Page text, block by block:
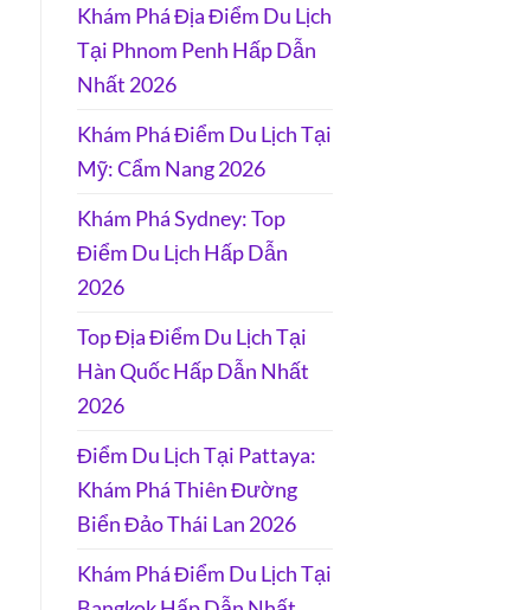
Khám Phá Địa Điểm Du Lịch
Tại Phnom Penh Hấp Dẫn
Nhất 2026
Khám Phá Điểm Du Lịch Tại
Mỹ: Cẩm Nang 2026
Khám Phá Sydney: Top
Điểm Du Lịch Hấp Dẫn
2026
Top Địa Điểm Du Lịch Tại
Hàn Quốc Hấp Dẫn Nhất
2026
Điểm Du Lịch Tại Pattaya:
Khám Phá Thiên Đường
Biển Đảo Thái Lan 2026
Khám Phá Điểm Du Lịch Tại